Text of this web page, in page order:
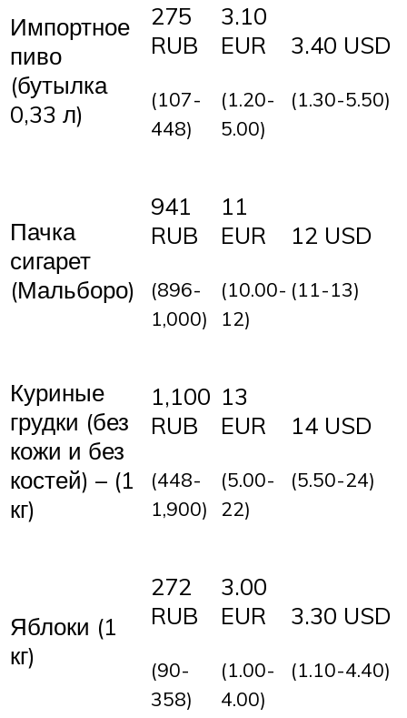
Импортное
пиво
(бутылка
0,33 л)
275
RUB
(107-
448)
3.10
EUR
(1.20-
5.00)
3.40 USD
(1.30-5.50)
Пачка
сигарет
(Мальборо)
941
RUB
(896-
1,000)
11
EUR
(10.00-
12)
12 USD
(11-13)
Куриные
грудки (без
кожи и без
костей) – (1
кг)
1,100
RUB
(448-
1,900)
13
EUR
(5.00-
22)
14 USD
(5.50-24)
Яблоки (1
кг)
272
RUB
(90-
358)
3.00
EUR
(1.00-
4.00)
3.30 USD
(1.10-4.40)